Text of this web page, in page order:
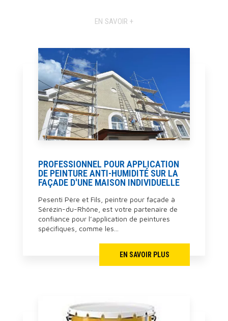
EN SAVOIR +
PROFESSIONNEL POUR APPLICATION
DE PEINTURE ANTI-HUMIDITÉ SUR LA
FAÇADE D'UNE MAISON INDIVIDUELLE
Pesenti Père et Fils, peintre pour façade à
Sérézin-du-Rhône, est votre partenaire de
confiance pour l’application de peintures
spécifiques, comme les...
EN SAVOIR PLUS